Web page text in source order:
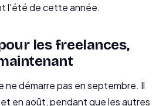
l'été de cette année.
les freelances,
ne démarre pas en septembre. Il
en août, pendant que les autres